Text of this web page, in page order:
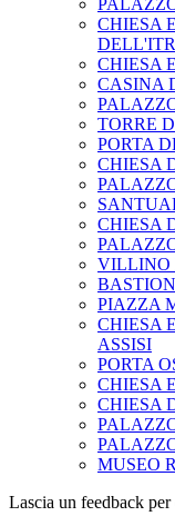
CHIESA
CHIESA
CASINA
TORRE
PORTA
CHIESA
CHIESA
VILLINO
PIAZZA
CHIESA
ASSISI
PORTA
CHIESA
CHIESA
MUSEO
Lascia un feedback